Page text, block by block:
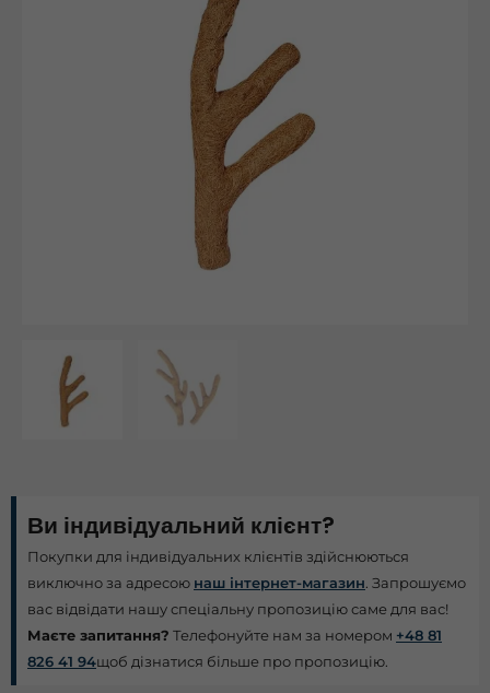
Ви індивідуальний клієнт?
Покупки для індивідуальних клієнтів здійснюються
виключно за адресою наш інтернет-магазин . Запрошуємо
вас відвідати нашу спеціальну пропозицію саме для вас!
Маєте запитання? Телефонуйте нам за номером +48 81
826 41 94щоб дізнатися більше про пропозицію.